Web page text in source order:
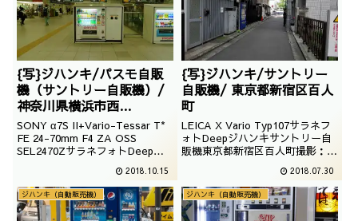
{写}ジハンキ/パスモ自販
機（サントリー自販機）/
神奈川県横浜市西
区/2017/8/31
SONY α7S II+Vario-Tessar T*
FE 24-70mm F4 ZA OSS
SEL2470ZサラネフォトDeepジ
2018.10.15
{写}ジハンキ/サントリー
自販機/ 東京都新宿区百人
町
LEICA X Vario Typ107サラネフ
ォトDeepジハンキサントリー自
販機東京都新宿区百人町撮影：
2018.07.30
ジハンキ（自動販売機） ジハンキ（自動販売機）